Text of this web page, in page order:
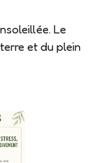
. Le
et du plein